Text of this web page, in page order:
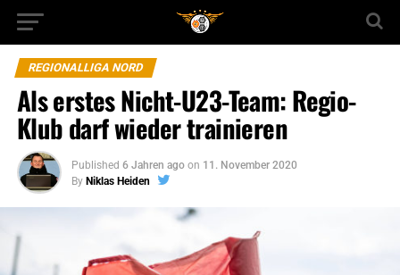
REGIONALLIGA NORD
Als erstes Nicht-U23-Team: Regio-
Klub darf wieder trainieren
Published 6 Jahren ago on 11. November 2020
By Niklas Heiden